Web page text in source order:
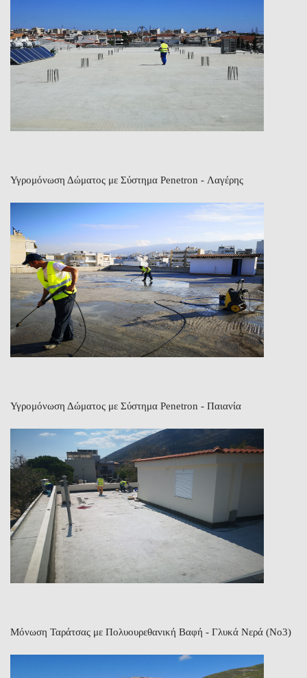
Υγρομόνωση Δώματος με Σύστημα Penetron - Λαγέρης
Υγρομόνωση Δώματος με Σύστημα Penetron - Παιανία
Μόνωση Ταράτσας με Πολυουρεθανική Βαφή - Γλυκά Νερά (Νο3)